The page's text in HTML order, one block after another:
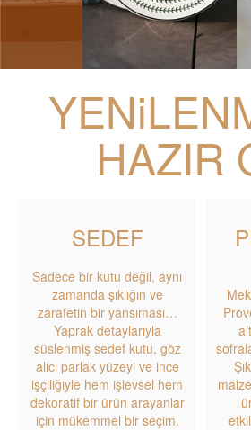
HAZIR
SEDEF
Sadece bir kutu değil, aynı
zamanda şıklığın ve
zarafetin bir yansıması…
Yaprak detaylarıyla
süslenmiş sedef kutu, göz
alıcı parlak yüzeyi ve ince
işçiliğiyle hem işlevsel hem
dekoratif bir ürün arayanlar
için mükemmel bir seçim.